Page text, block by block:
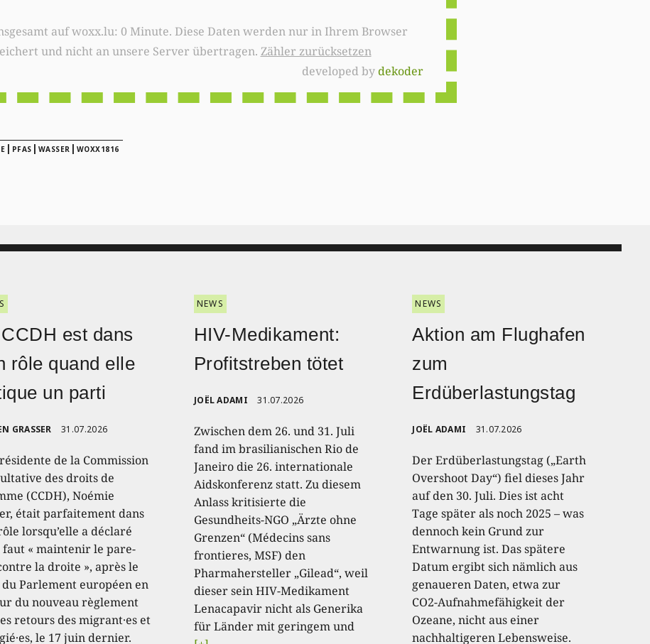
0 Minute. Diese Daten werden nur in Ihrem Browser
und nicht an unsere Server übertragen. Zähler zurücksetzen
developed bydekoder
| PFAS | WASSER | WOXX1816
est dans
rôle quand elle
un parti
GRASSER 31.07.2026
de la Commission
des droits de
(CCDH), Noémie
était parfaitement dans
lorsqu’elle a déclaré
faut « maintenir le pare-
la droite », après le
Parlement européen en
du nouveau règlement
retours des migrant·es et
le 17 juin dernier.
NEWS
HIV-Medikament:
Profitstreben tötet
JOËL ADAMI 31.07.2026
Zwischen dem 26. und 31. Juli
fand im brasilianischen Rio de
Janeiro die 26. internationale
Aidskonferenz statt. Zu diesem
Anlass kritisierte die
Gesundheits-NGO „Ärzte ohne
Grenzen“ (Médecins sans
frontieres, MSF) den
Pharmahersteller „Gilead“, weil
dieser sein HIV-Medikament
Lenacapavir nicht als Generika
für Länder mit geringem und
NEWS
Aktion am Flughafen
zum
Erdüberlastungstag
JOËL ADAMI 31.07.2026
Der Erdüberlastungstag („Earth
Overshoot Day“) fiel dieses Jahr
auf den 30. Juli. Dies ist acht
Tage später als noch 2025 – was
dennoch kein Grund zur
Entwarnung ist. Das spätere
Datum ergibt sich nämlich aus
genaueren Daten, etwa zur
CO2-Aufnahmefähigkeit der
Ozeane, nicht aus einer
nachhaltigeren Lebensweise.